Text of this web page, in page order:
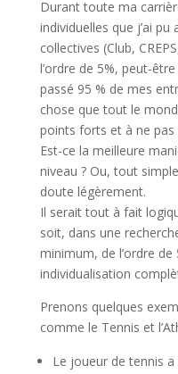
Durant toute ma
individuelles que j’ai
collectives (Club,
l’ordre de 5%, peut-
passé 95 % de mes
chose que tout le
points forts et à ne
Est-ce la meilleure
niveau ? Ou, tout
doute légèrement.
Il serait tout à fait
soit, dans une
minimum, de l’ordre de
individualisation
Prenons quelques
comme le Tennis et
Le joueur de tennis